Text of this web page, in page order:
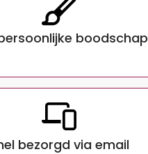
boodschap
bezorgd via email